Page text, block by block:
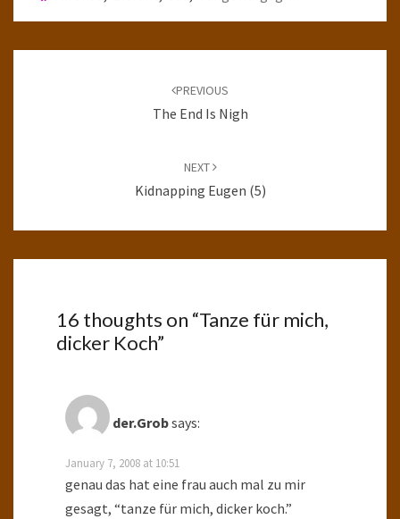
PREVIOUS
The End Is Nigh
NEXT
Kidnapping Eugen (5)
16 thoughts on “Tanze für mich,
dicker Koch”
der.Grobsays:
January 7, 2008 at 10:51
genau das hat eine frau auch mal zu mir
gesagt, “tanze für mich, dicker koch.”